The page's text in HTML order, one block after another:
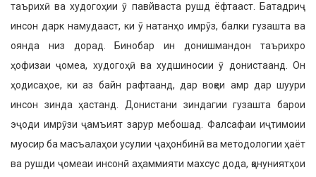
таърихӣ ва худогоҳии ӯ павйваста рушд ёфтааст. Батадриҷ
инсон дарк намудааст, ки ӯ натанҳо имрӯз, балки гузашта ва
оянда низ дорад. Бинобар ин донишмандон таърихро
ҳофизаи ҷомеа, худогоҳӣ ва худшиносии ӯ донистаанд. Он
ҳодисаҳое, ки аз байн рафтаанд, дар воқеи амр дар шуури
инсон зинда ҳастанд. Донистани зиндагии гузашта барои
эҷоди имрӯзи ҷамъият зарур мебошад. Фалсафаи иҷтимоии
муосир ба масъалаҳои усу­лии ҷаҳонбинӣ ва методологии ҳаёт
ва рушди ҷомеаи инсонӣ аҳаммияти махсус дода, қонуниятҳои